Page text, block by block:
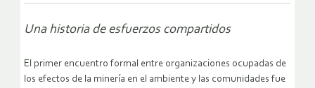
Una historia de esfuerzos compartidos
El primer encuentro formal entre organizaciones ocupadas de
los efectos de la minería en el ambiente y las comunidades fue